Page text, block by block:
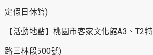
定假日休館)
【活動地點】桃園市客家文化館A3、T2
路三林段500號)